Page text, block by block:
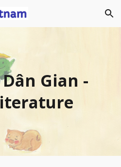
Skip to navigation
Gian -
iterature